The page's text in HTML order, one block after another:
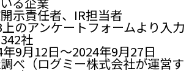
示責任者、IR担当者
のアンケートフォームより入力
社
9月12日～2024年9月27日
べ（ログミー株式会社が運営す